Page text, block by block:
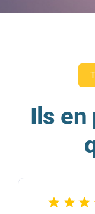
Ils en